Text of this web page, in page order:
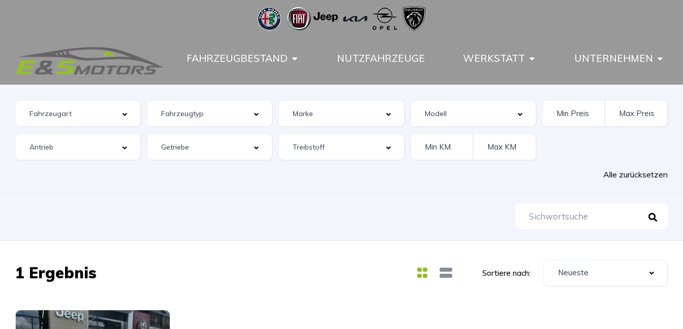
FAHRZEUGBESTAND NUTZFAHRZEUGE WERKSTATT UNTERNEHMEN
Alle zurücksetzen
1 Ergebnis Sortiere nach: Neueste